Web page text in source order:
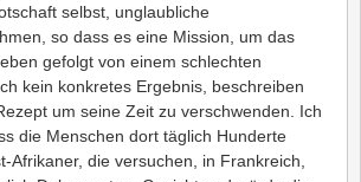
selbst, unglaubliche
so dass es eine Mission, um das
gefolgt von einem schlechten
kein konkretes Ergebnis, beschreiben
um seine Zeit zu verschwenden. Ich
die Menschen dort täglich Hunderte
Afrikaner, die versuchen, in Frankreich,